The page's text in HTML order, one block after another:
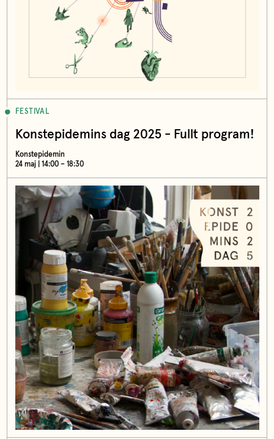
FESTIVAL
Konstepidemins dag 2025 - Fullt program!
Konstepidemin
24 maj | 14:00 – 18:30